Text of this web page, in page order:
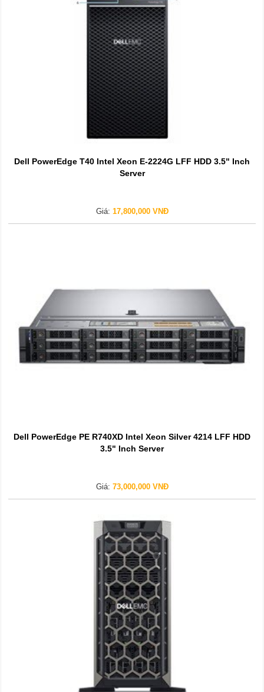
Dell PowerEdge T40 Intel Xeon E-2224G LFF HDD 3.5" Inch
Server
Giá: 17,800,000 VNĐ
Dell PowerEdge PE R740XD Intel Xeon Silver 4214 LFF HDD
3.5" Inch Server
Giá: 73,000,000 VNĐ